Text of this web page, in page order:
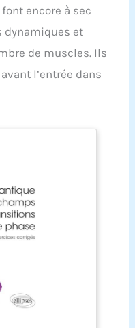
encore à sec
dynamiques et
de muscles. Ils
l’entrée dans